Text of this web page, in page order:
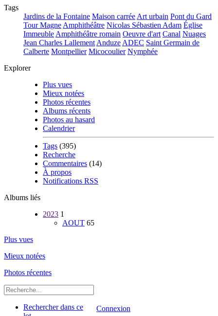
Tags
Jardins de la Fontaine Maison carrée Art urbain Pont du Gard
Tour Magne Amphithéâtre Nicolas Sébastien Adam Église
Immeuble Amphithéâtre romain Oeuvre d'art Canal Nuages
Jean Charles Lallement Anduze ADEC Saint Germain de
Calberte Montpellier Micocoulier Nymphée
Explorer
Plus vues
Mieux notées
Photos récentes
Albums récents
Photos au hasard
Calendrier
Tags (395)
Recherche
Commentaires (14)
À propos
Notifications RSS
Albums liés
2023 1
AOUT 65
Plus vues
Mieux notées
Photos récentes
Connexion
Rechercher dans ce